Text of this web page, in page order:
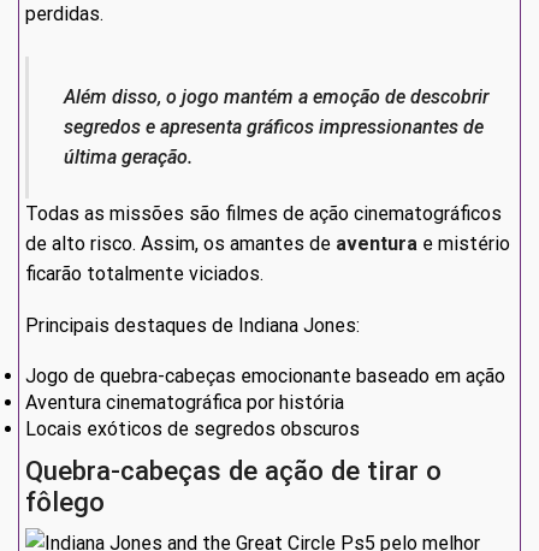
perdidas.
Além disso, o jogo mantém a emoção de descobrir
segredos e apresenta gráficos impressionantes de
última geração.
Todas as missões são filmes de ação cinematográficos
de alto risco. Assim, os amantes de aventura e mistério
ficarão totalmente viciados.
Principais destaques de Indiana Jones:
Jogo de quebra-cabeças emocionante baseado em ação
Aventura cinematográfica por história
Locais exóticos de segredos obscuros
Quebra-cabeças de ação de tirar o
fôlego